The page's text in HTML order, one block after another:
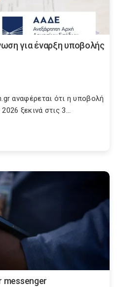
για έναρξη υποβολής
αναφέρεται ότι η υποβολή
ξεκινά στις 3...
messenger